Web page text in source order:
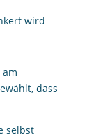
wird
dass
selbst